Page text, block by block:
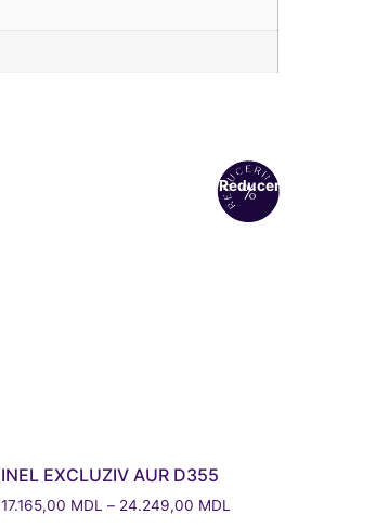
Reduceri!
INEL EXCLUZIV AUR D355
17.165,00 MDL – 24.249,00 MDL